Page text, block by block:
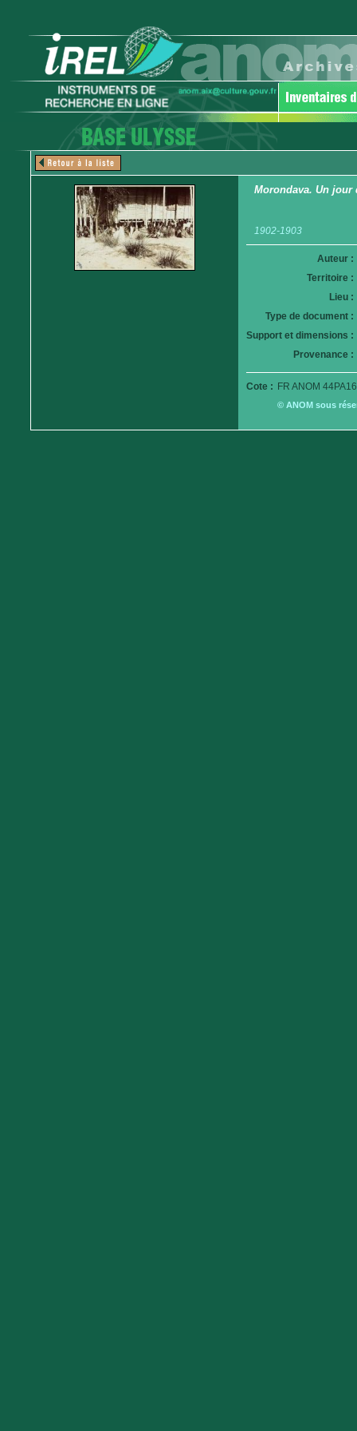
Morondava. Un jour
1902-1903
Auteur :
Territoire :
Lieu :
Type de document :
Support et dimensions :
Provenance :
Cote : FR ANOM
© ANOM sous